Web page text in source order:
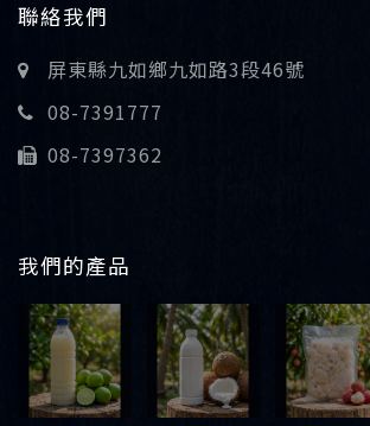
聯絡我們
屏東縣九如鄉九如路3段46號
08-7391777
08-7397362
我們的產品